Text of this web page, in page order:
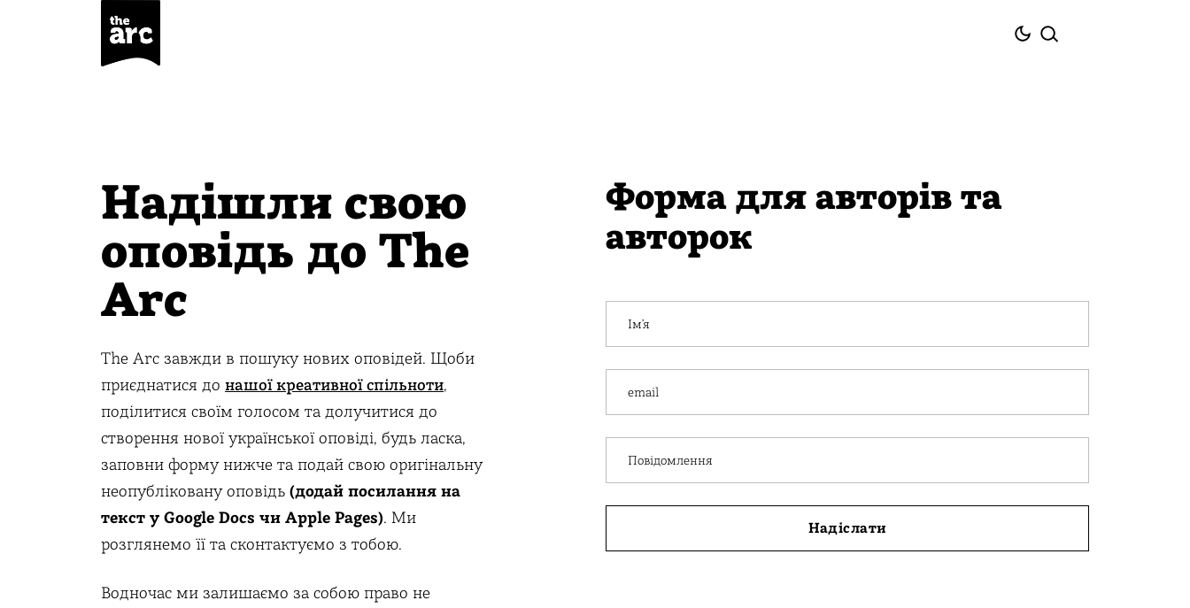
Надішли свою
оповідь до The
Arc
The Arc завжди в пошуку нових оповідей. Щоби
приєднатися до нашої креативної спільноти,
поділитися своїм голосом та долучитися до
створення нової української оповіді, будь ласка,
заповни форму нижче та подай свою оригінальну
неопубліковану оповідь (додай посилання на
текст у Google Docs чи Apple Pages). Ми
розглянемо її та сконтактуємо з тобою.
Водночас ми залишаємо за собою право не
Форма для авторів та
авторок
Ім’я
email
Повідомлення